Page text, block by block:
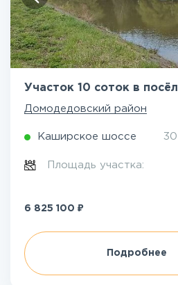
Участок 10 соток в
Домодедовский район
Каширское шоссе
Площадь участка:
6 825 100 ₽
Подробнее